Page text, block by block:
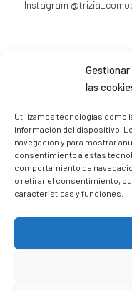
las
Utilizamos tecnologías como
información del dispositivo.
navegación y para mostrar
consentimiento a estas
comportamiento de
o retirar el consentimiento,
características y funciones.
Instagram
Sígueme en
Freelance |
@lacatalina.shop
@caravana_go